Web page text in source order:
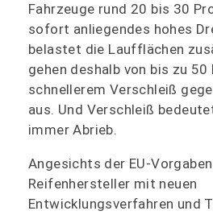
Fahrzeuge rund 20 bis 30
sofort anliegendes hohes
belastet die Laufflächen
gehen deshalb von bis zu 50
schnellerem Verschleiß
aus. Und Verschleiß
immer Abrieb.
Angesichts der EU-
Reifenhersteller mit neuen
Entwicklungsverfahren und